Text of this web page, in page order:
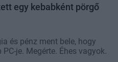
egy kebabként pörgő
és pénz ment bele, hogy
je. Megérte. Éhes vagyok.